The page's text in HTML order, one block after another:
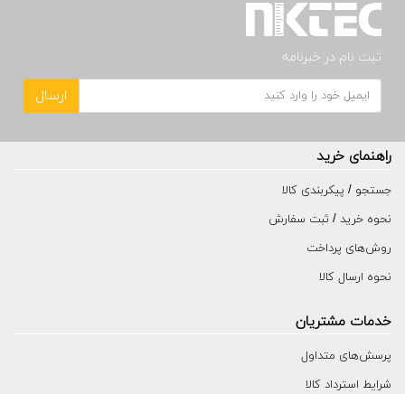
ثبت نام در خبرنامه
ارسال
راهنمای خرید
جستجو / پیکربندی کالا
نحوه خرید / ثبت سفارش
روش‌های پرداخت
نحوه ارسال کالا
خدمات مشتریان
پرسش‌های متداول
شرایط استرداد کالا